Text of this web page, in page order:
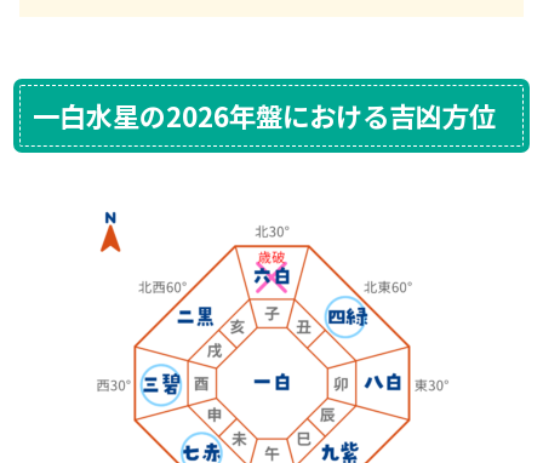
一白水星の2026年盤における吉凶方位